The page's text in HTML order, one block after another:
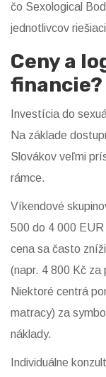
čo Sexological
jednotlivcov
Ceny a
financie?
Investícia do
Na základe
Slovákov veľmi
rámce.
Víkendové
500 do 4 000
cena sa často
(napr. 4 800 Kč za
Niektoré centrá
matracy) za
náklady.
Individuálne